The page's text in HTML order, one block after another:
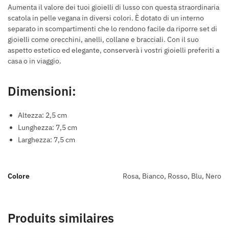
Aumenta il valore dei tuoi gioielli di lusso con questa straordinaria
scatola in pelle vegana in diversi colori. È dotato di un interno
separato in scompartimenti che lo rendono facile da riporre set di
gioielli come orecchini, anelli, collane e bracciali. Con il suo
aspetto estetico ed elegante, conserverà i vostri gioielli preferiti a
casa o in viaggio.
Dimensioni:
Altezza: 2,5 cm
Lunghezza: 7,5 cm
Larghezza: 7,5 cm
Colore Rosa, Bianco, Rosso, Blu, Nero
Produits similaires